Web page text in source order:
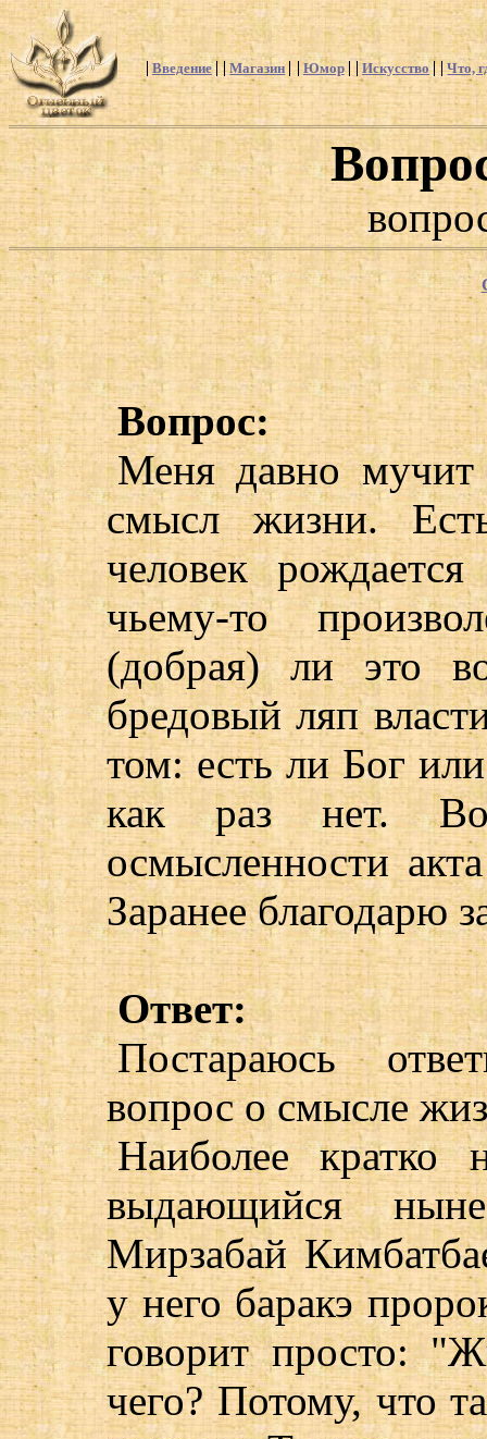
Введение Магазин Юмор Искусство Что,
Вопрос:
Меня давно
смысл жизни.
человек
чьему-то
(добрая) ли это
бредовый ляп
том: есть ли Бог
как раз нет.
осмысленности
Заранее благодарю
Ответ:
Постараюсь
вопрос о смысле
Наиболее кратко
выдающийся
Мирзабай
у него баракэ
говорит просто:
чего? Потому, что